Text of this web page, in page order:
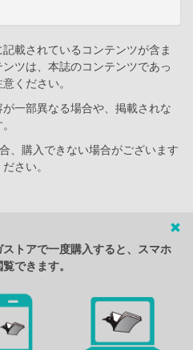
載されているコンテンツが含ま
ツは、本誌のコンテンツであっ
ください。
一部異なる場合や、掲載されな
、購入できない場合がございます
さい。
トアで一度購入すると、スマホ
できます。